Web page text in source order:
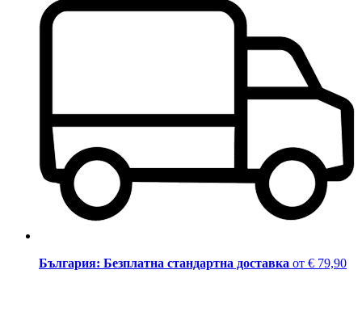
България: Безплатна стандартна доставка от € 79,90